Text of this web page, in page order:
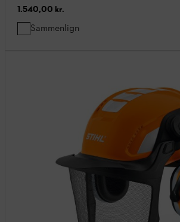
1.540,00 kr.
Sammenlign